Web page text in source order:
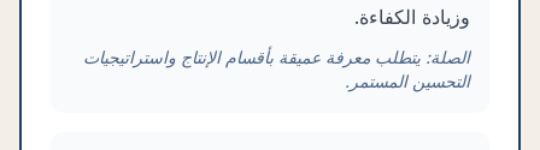
وزيادة الكفاءة.
الصلة: يتطلب معرفة عميقة بأقسام الإنتاج واستراتيجيات
التحسين المستمر.